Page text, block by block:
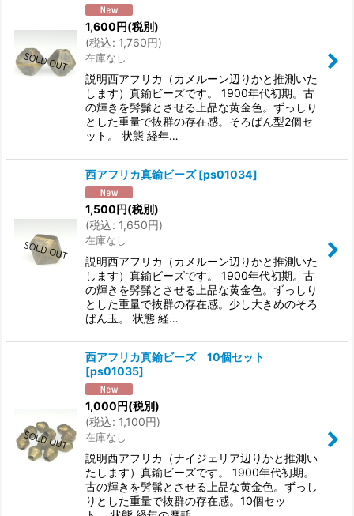
1,600円(税別)
(税込: 1,760円)
在庫なし
説明西アフリカ（カメルーン辺りかと推測いた
します）真鍮ビーズです。 1900年代初期。古
の輝きを髣髴とさせる上品な黄金色。ずっしり
とした重量で抜群の存在感。そろばん型2個セ
ット。 状態 経年…
西アフリカ真鍮ビーズ [ps01034]
1,500円(税別)
(税込: 1,650円)
在庫なし
説明西アフリカ（カメルーン辺りかと推測いた
します）真鍮ビーズです。 1900年代初期。古
の輝きを髣髴とさせる上品な黄金色。ずっしり
とした重量で抜群の存在感。少し大きめのそろ
ばん玉。 状態 経…
西アフリカ真鍮ビーズ 10個セット
[ps01035]
1,000円(税別)
(税込: 1,100円)
在庫なし
説明西アフリカ（ナイジェリア辺りかと推測い
たします）真鍮ビーズです。 1900年代初期。
古の輝きを髣髴とさせる上品な黄金色。ずっし
りとした重量で抜群の存在感。10個セッ